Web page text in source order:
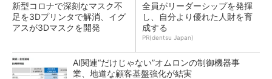
新型コロナで深刻なマスク不
足を3Dプリンタで解消、イグ
アスが3Dマスクを開発
全員がリーダーシップを発揮
し、自分より優れた人財を育
成する
PR(dentsu Japan)
AI関連“だけじゃない”オムロンの制御機器事
業、地道な顧客基盤強化が結実